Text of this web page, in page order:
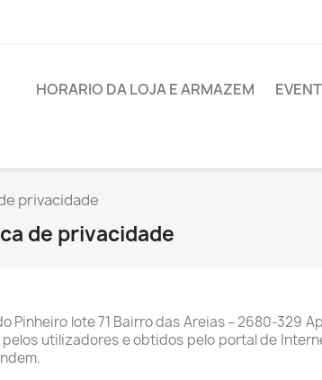
HORARIO DA LOJA E ARMAZEM
privacidade
de privacidade
Pinheiro lote 71 Bairro das Areias – 2680-329
utilizadores e obtidos pelo portal de